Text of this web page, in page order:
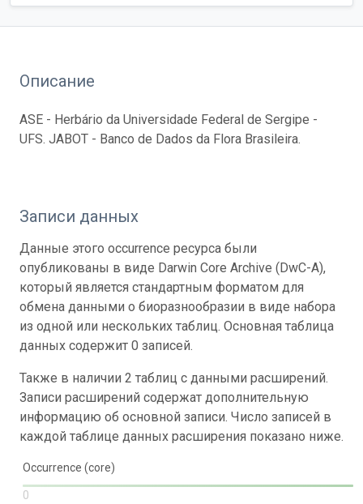
Описание
ASE - Herbário da Universidade Federal de Sergipe -
UFS. JABOT - Banco de Dados da Flora Brasileira.
Записи данных
Данные этого occurrence ресурса были
опубликованы в виде Darwin Core Archive (DwC-A),
который является стандартным форматом для
обмена данными о биоразнообразии в виде набора
из одной или нескольких таблиц. Основная таблица
данных содержит 0 записей.
Также в наличии 2 таблиц с данными расширений.
Записи расширений содержат дополнительную
информацию об основной записи. Число записей в
каждой таблице данных расширения показано ниже.
Occurrence (core)
0